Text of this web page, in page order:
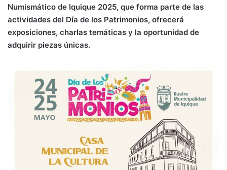
Numismático de Iquique 2025, que forma parte de las
actividades del Día de los Patrimonios, ofrecerá
exposiciones, charlas temáticas y la oportunidad de
adquirir piezas únicas.